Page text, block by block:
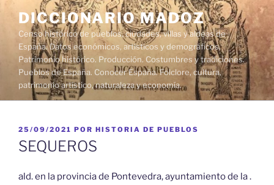
contenido
DICCIONARIO MADOZ
Censo histórico de pueblos, ciudades, villas y aldeas de
España. Datos económicos, artísticos y demográficos.
Patrimonio histórico. Producción. Costumbres y tradiciones.
Pueblos de España. Conocer España. Folclore, cultura,
patrimonio artístico, naturaleza y economía.
PUBLICADO
EL
25/09/2021 POR HISTORIA DE PUEBLOS
SEQUEROS
ald. en la provincia de Pontevedra, ayuntamiento de la .